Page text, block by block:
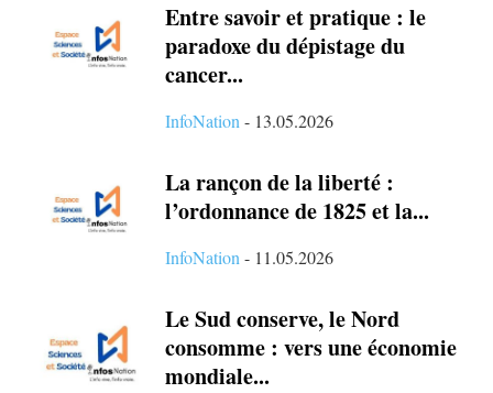
Entre savoir et pratique : le
paradoxe du dépistage du
cancer...
InfoNation - 13.05.2026
La rançon de la liberté :
l’ordonnance de 1825 et la...
InfoNation - 11.05.2026
Le Sud conserve, le Nord
consomme : vers une économie
mondiale...